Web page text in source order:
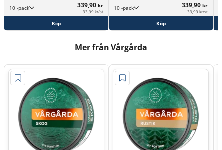
10 -pack 339,90 kr
33,99 kr/st
Köp
10 -pack 339,90 kr
33,99 kr/st
Köp
Mer från Vårgårda